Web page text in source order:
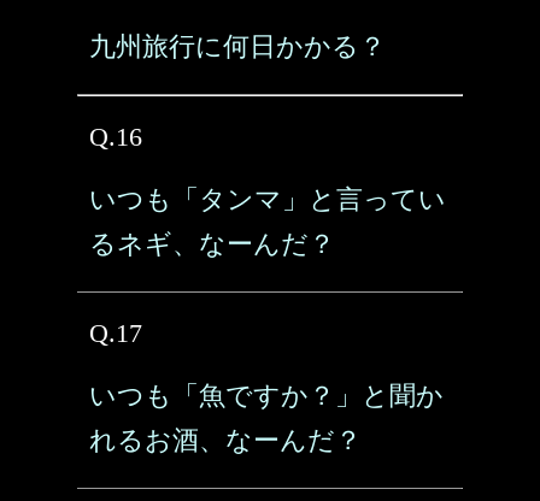
九州旅行に何日かかる？
Q.16
いつも「タンマ」と言ってい
るネギ、なーんだ？
Q.17
いつも「魚ですか？」と聞か
れるお酒、なーんだ？